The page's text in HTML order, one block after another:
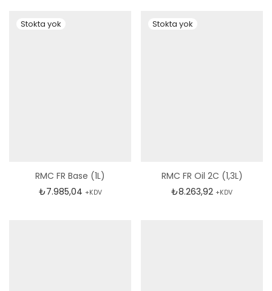
RMC FR Base (1L)
₺7.985,04 +KDV
RMC FR Oil 2C (1,3L)
₺8.263,92 +KDV